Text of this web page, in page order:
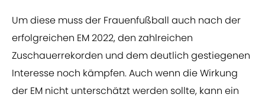
Um diese muss der Frauenfußball auch nach der
erfolgreichen EM 2022, den zahlreichen
Zuschauerrekorden und dem deutlich gestiegenen
Interesse noch kämpfen. Auch wenn die Wirkung
der EM nicht unterschätzt werden sollte, kann ein